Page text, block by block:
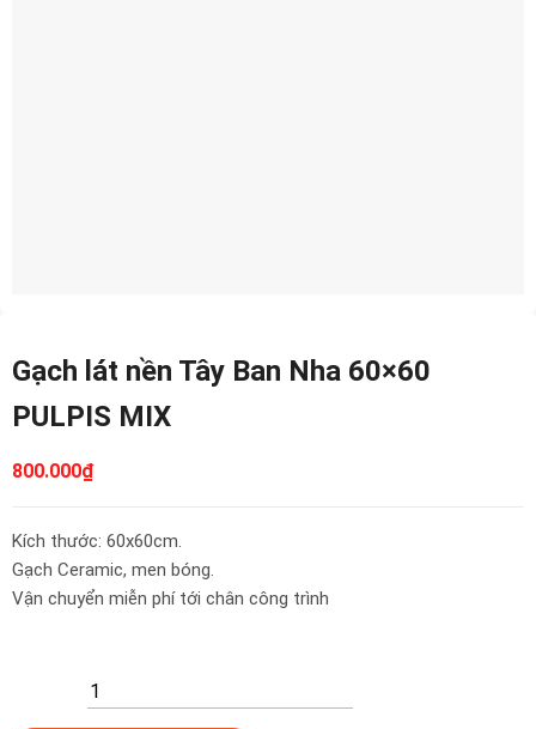
Gạch lát nền Tây Ban Nha 60×60
PULPIS MIX
800.000₫
Kích thước: 60x60cm.
Gạch Ceramic, men bóng.
Vận chuyển miễn phí tới chân công trình